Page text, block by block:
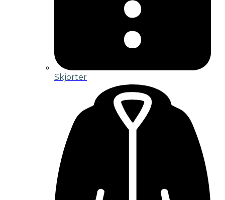
Skjorter